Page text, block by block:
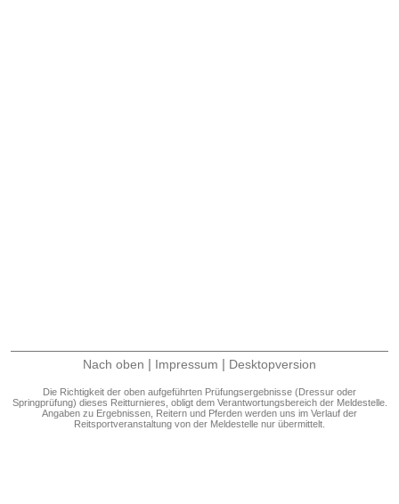
Nach oben | Impressum | Desktopversion
Die Richtigkeit der oben aufgeführten Prüfungsergebnisse (Dressur oder
Springprüfung) dieses Reitturnieres, obligt dem Verantwortungsbereich der Meldestelle.
Angaben zu Ergebnissen, Reitern und Pferden werden uns im Verlauf der
Reitsportveranstaltung von der Meldestelle nur übermittelt.